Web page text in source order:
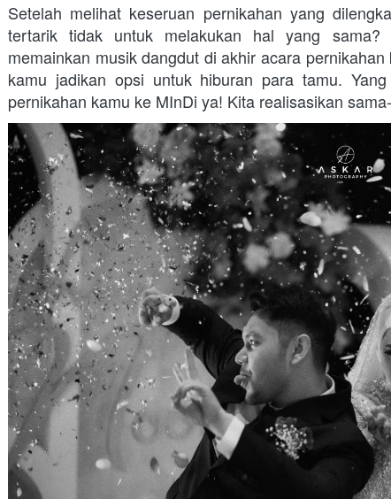
Setelah melihat keseruan pernikahan yang
tertarik tidak untuk melakukan hal yang sama?
memainkan musik dangdut di akhir acara
kamu jadikan opsi untuk hiburan para tamu.
pernikahan kamu ke MInDi ya! Kita realisasikan